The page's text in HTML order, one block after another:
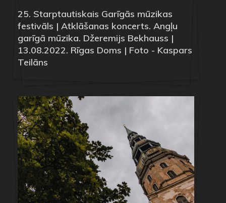
25. Starptautiskais Garīgās mūzikas
festivāls | Atklāšanas koncerts. Angļu
garīgā mūzika. Džeremijs Bekhauss |
13.08.2022. Rīgas Doms | Foto - Kaspars
Teilāns